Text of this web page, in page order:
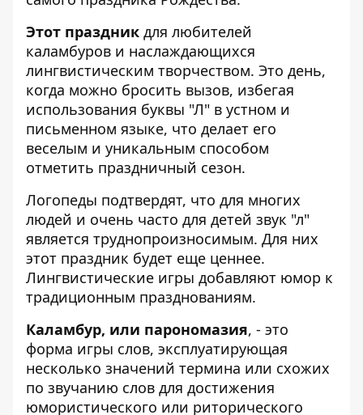
Этот праздник для любителей
каламбуров и наслаждающихся
лингвистическим творчеством. Это день,
когда можно бросить вызов, избегая
использования буквы "Л" в устном и
письменном языке, что делает его
веселым и уникальным способом
отметить праздничный сезон.
Логопеды подтвердят, что для многих
людей и очень часто для детей звук "л"
является труднопроизносимым. Для них
этот праздник будет еще ценнее.
Лингвистические игры добавляют юмор к
традиционным празднованиям.
Каламбур, или парономазия, - это
форма игры слов, эксплуатирующая
несколько значений термина или схожих
по звучанию слов для достижения
юмористического или риторического